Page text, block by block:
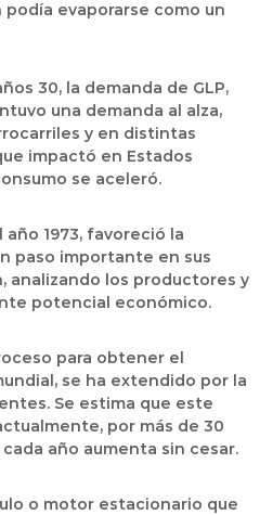
evaporarse como un
30, la demanda de GLP,
una demanda al alza,
y en distintas
impactó en Estados
se aceleró.
1973, favoreció la
paso importante en sus
analizando los productores y
potencial económico.
para obtener el
se ha extendido por la
Se estima que este
por más de 30
año aumenta sin cesar.
o motor estacionario que